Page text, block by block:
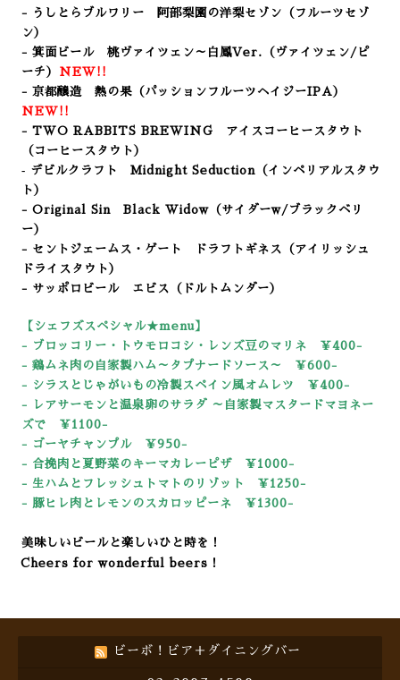
- うしとらブルワリー 阿部梨園の洋梨セゾン（フルーツセゾ
ン）
- 箕面ビール 桃ヴァイツェン～白鳳Ver.（ヴァイツェン/ピ
ーチ） NEW!!
- 京都醸造 熱の果（パッションフルーツヘイジーIPA）
NEW!!
- TWO RABBITS BREWING アイスコーヒースタウト
（コーヒースタウト）
‐ デビルクラフト Midnight Seduction （インペリアルスタウ
ト）
- Original Sin Black Widow（サイダーw/ブラックベリ
ー）
- セントジェームス・ゲート ドラフトギネス（アイリッシュ
ドライスタウト）
- サッポロビール エビス（ドルトムンダー）
【シェフズスペシャル★menu】
- ブロッコリー・トウモロコシ・レンズ豆のマリネ ￥400-
- 鶏ムネ肉の自家製ハム～タプナードソース～
￥600-
- シラスとじゃがいもの冷製スペイン風オムレツ ￥400-
- レアサーモンと温泉卵のサラダ ～自家製マスタードマヨネー
ズで ￥1100-
- ゴーヤチャンプル ￥950-
- 合挽肉と夏野菜のキーマカレーピザ ￥1000-
- 生ハムとフレッシュトマトのリゾット
￥1250-
- 豚ヒレ肉とレモンのスカロッピーネ ￥1300-
美味しいビールと楽しいひと時を！
Cheers for wonderful beers！
ビーボ！ビア＋ダイニングバー